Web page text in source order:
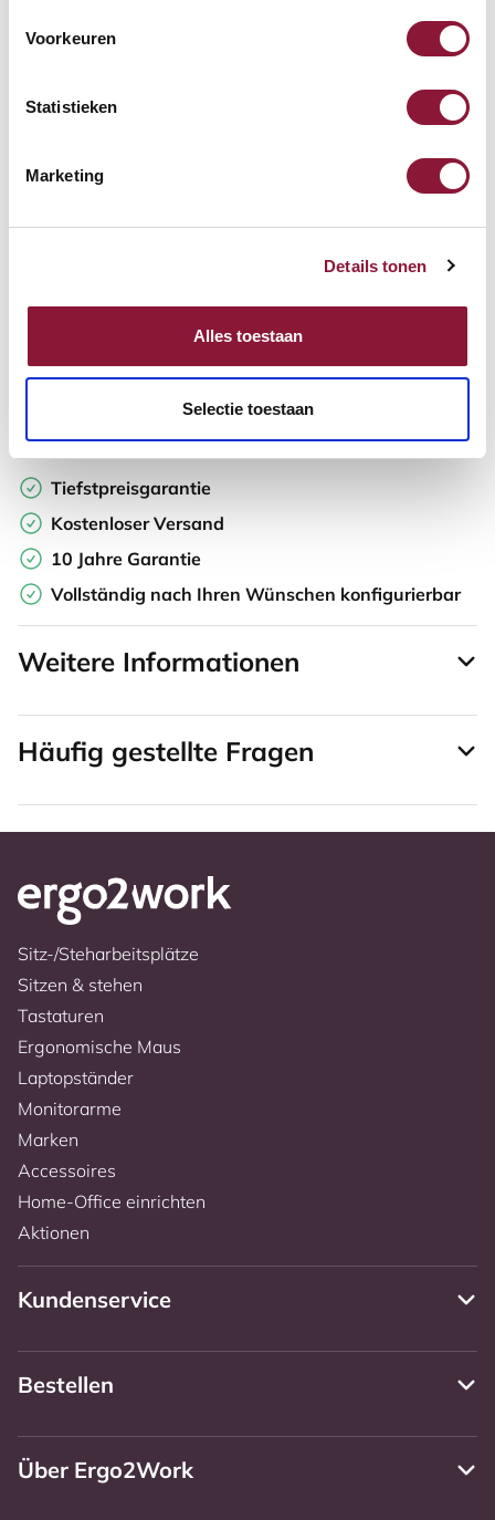
Voorkeuren
Statistieken
Marketing
Details tonen
Alles toestaan
Selectie toestaan
Verfügbar
Auf der Suche nach Stückzahlen? Machen Sie Ihren Arbeitsplatz
komplett und fordern Sie direkt ein individuelles Angebot an.
Zur Vergleichsliste hinzufügen
Tiefstpreisgarantie
Kostenloser Versand
10 Jahre Garantie
Vollständig nach Ihren Wünschen konfigurierbar
Weitere Informationen
Häufig gestellte Fragen
Sitz-/Steharbeitsplätze
Sitzen & stehen
Tastaturen
Ergonomische Maus
Laptopständer
Monitorarme
Marken
Accessoires
Home-Office einrichten
Aktionen
Kundenservice
Bestellen
Über Ergo2Work